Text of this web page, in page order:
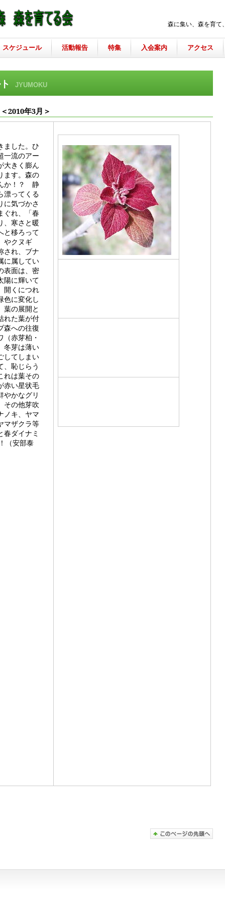
森に集い、森を育
JYUMOKU
2010年3月＞
ました。ひ
一流のアー
大きく膨ん
ます。森の
か！？ 静
漂ってくる
に気づかさ
ぐれ、「春
、寒さと暖
と移ろって
やクヌギ
され、ブナ
に属してい
表面は、密
陽に輝いて
開くにつれ
色に変化し
葉の展開と
れた葉が付
森への往復
赤芽柏・
冬芽は薄い
してしまい
、恥じらう
れは葉その
赤い星状毛
やかなグリ
その他芽吹
ノキ、ヤマ
マザクラ等
春ダイナミ
（安部泰
スケジュール 活動報告 特集 入会案内 アクセス